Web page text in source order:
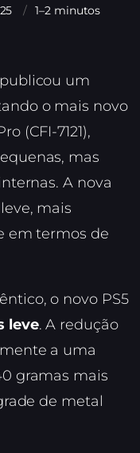
1–2 minutos
um
o mais novo
(CFI-7121),
mas
A nova
mais
em termos de
o novo PS5
leve. A redução
a uma
gramas mais
de metal